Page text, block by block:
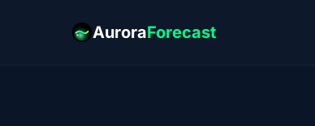
AuroraForecast